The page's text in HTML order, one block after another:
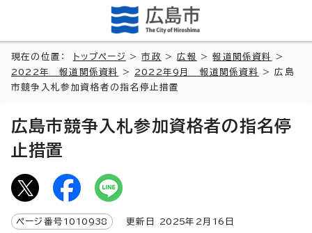
現在の位置： トップページ >市政 >広報 >報道関係資料
>
2022年 報道関係資料
> 2022年9月 報道関係資料
> 広島
市競争入札参加資格者の指名停止措置
広島市競争入札参加資格者の指名停
止措置
ページ番号 1010938 更新日 2025年2月 16 日